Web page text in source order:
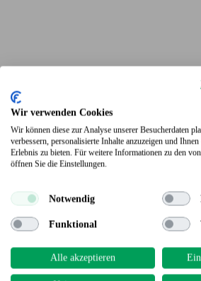
Terrassendielen
Wir verwenden Cookies
Wir können diese zur Analyse unserer Besucherdaten
verbessern, personalisierte Inhalte anzuzeigen und
Erlebnis zu bieten. Für weitere Informationen zu den
öffnen Sie die Einstellungen.
Notwendig
Funktional
Alle akzeptieren